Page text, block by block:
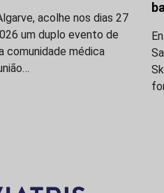
acolhe nos dias 27
um duplo evento de
comunidade médica